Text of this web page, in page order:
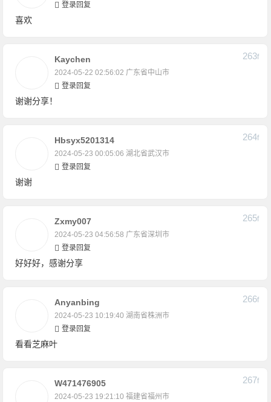
登录回复
喜欢
Kaychen
2024-05-22 02:56:02 广东省中山市
263F
登录回复
谢谢分享！
Hbsyx5201314
2024-05-23 00:05:06 湖北省武汉市
264F
登录回复
谢谢
Zxmy007
2024-05-23 04:56:58 广东省深圳市
265F
登录回复
好好好，感谢分享
Anyanbing
2024-05-23 10:19:40 湖南省株洲市
266F
登录回复
看看芝麻叶
W471476905
2024-05-23 19:21:10 福建省福州市
267F